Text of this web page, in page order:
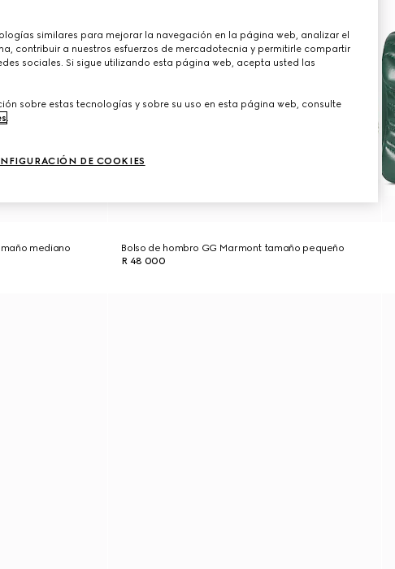
mediano
Bolso de hombro GG Marmont tamaño pequeño
R 48 000
similares para mejorar la navegación en la página web, analizar el
contribuir a nuestros esfuerzos de mercadotecnia y permitirle compartir
sociales. Si sigue utilizando esta página web, acepta usted las
sobre estas tecnologías y sobre su uso en esta página web, consulte
.
DE COOKIES